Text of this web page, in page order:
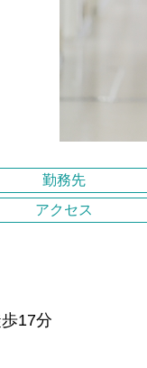
勤務先
アクセス
17分